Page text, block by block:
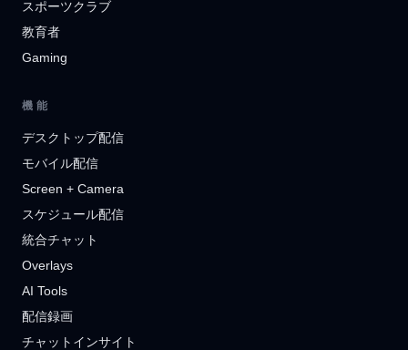
スポーツクラブ
教育者
Gaming
機能
デスクトップ配信
モバイル配信
Screen + Camera
スケジュール配信
統合チャット
Overlays
AI Tools
配信録画
チャットインサイト